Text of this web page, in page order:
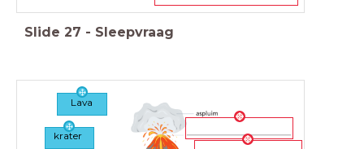
Slide 27 - Sleepvraag
Lava
krater